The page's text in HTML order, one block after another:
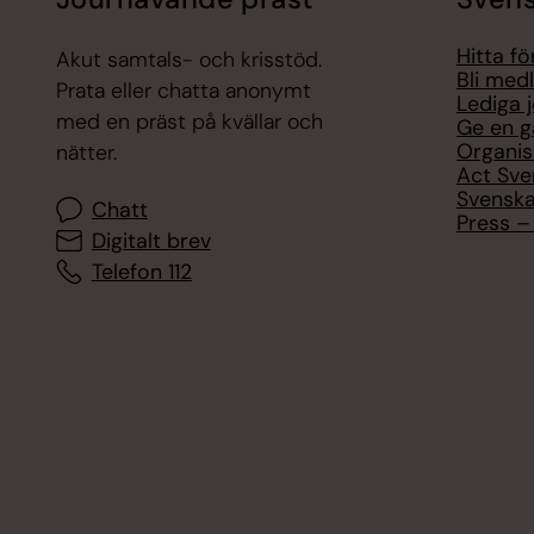
Akut samtals- och krisstöd.
Prata eller chatta anonymt
med en präst på kvällar och
nätter.
Chatt
Digitalt brev
Telefon 112
Hitta
Bli
Lediga
Ge en
Act
Press